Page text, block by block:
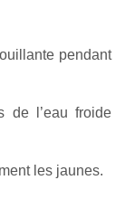
pendant
de l’eau froide
les jaunes.